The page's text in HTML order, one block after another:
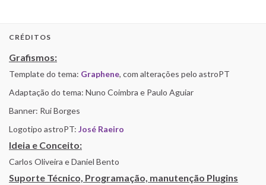
CRÉDITOS
Grafismos:
Template do tema: Graphene, com alterações pelo astroPT
Adaptação do tema: Nuno Coimbra e Paulo Aguiar
Banner: Rui Borges
Logotipo astroPT: José Raeiro
Ideia e Conceito:
Carlos Oliveira e Daniel Bento
Suporte Técnico, Programação, manutenção Plugins